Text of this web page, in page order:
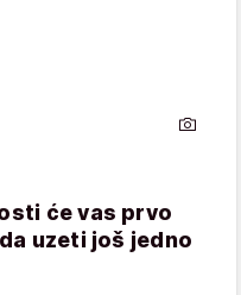
će vas prvo
uzeti još jedno